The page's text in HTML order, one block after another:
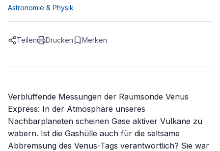
Astronomie & Physik
Teilen Drucken Merken
Verblüffende Messungen der Raumsonde Venus
Express: In der Atmosphäre unseres
Nachbarplaneten scheinen Gase aktiver Vulkane zu
wabern. Ist die Gashülle auch für die seltsame
Abbremsung des Venus-Tags verantwortlich? Sie war